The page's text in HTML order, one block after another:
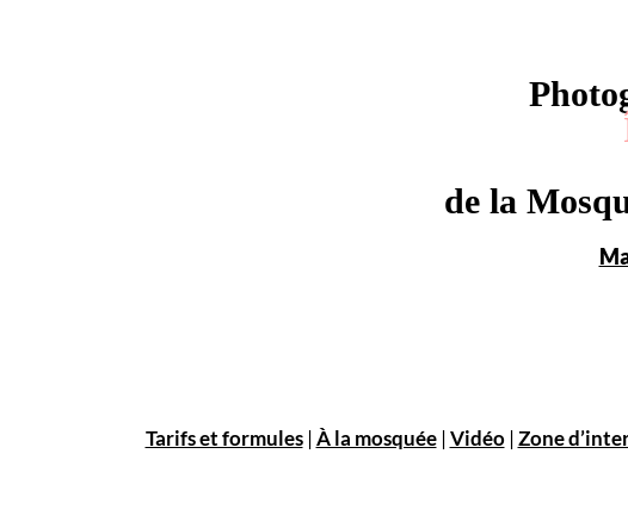
de la
Tarifs et formules|À la mosquée|Vidéo|Zone